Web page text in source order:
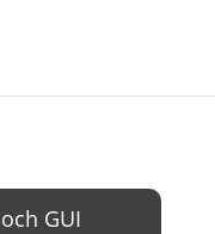
GUI